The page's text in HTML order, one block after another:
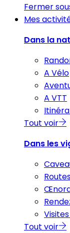
Fermer
Mes
Dans la
A Vélo
A VTT
Tout voir
Dans les
Tout voir